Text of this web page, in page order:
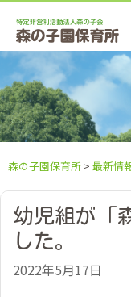
content
森の子園保育所 > 最新情
幼児組が「
した。
2022年5月17日